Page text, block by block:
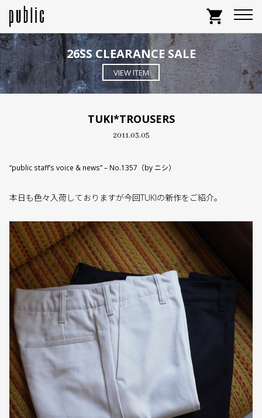
shopping_cart
26SS CLEARANCE SALE
VIEW ITEM
TUKI*TROUSERS
2011.03.05
“public staff’s voice & news” – No.1357（by ニシ）
本日も色々入荷しておりますが今回TUKIの新作をご紹介。